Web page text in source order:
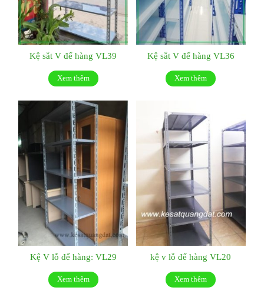
Kệ sắt V để hàng VL39
Xem thêm
Kệ sắt V để hàng VL36
Xem thêm
Kệ V lỗ để hàng: VL29
Xem thêm
kệ v lỗ để hàng VL20
Xem thêm